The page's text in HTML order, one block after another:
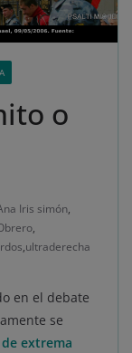
o
Iris simón,
,
,ultraderecha
en el debate
se
extrema